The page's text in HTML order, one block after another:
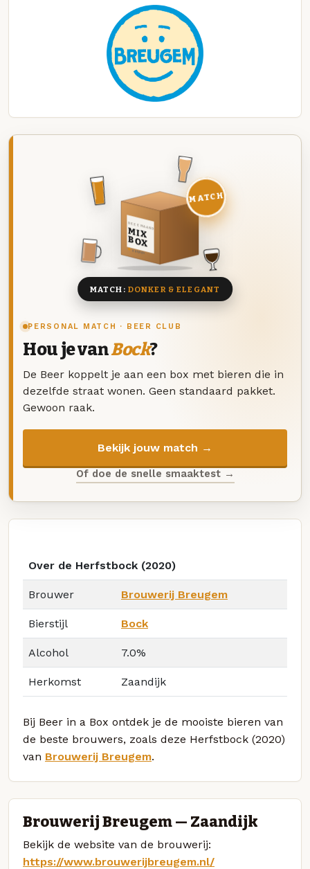
PERSONAL MATCH · BEER CLUB
Hou je vanBock?
De Beer koppelt je aan een box met bieren die in
dezelfde straat wonen. Geen standaard pakket.
Gewoon raak.
Bekijk jouw match →
Of doe de snelle smaaktest →
DEZE MAAND
MIX
BOX
8 BIEREN
MATCH
MATCH: DONKER & ELEGANT
Over de Herfstbock (2020)
Brouwer Brouwerij Breugem
Bierstijl Bock
Alcohol 7.0%
Herkomst Zaandijk
Bij Beer in a Box ontdek je de mooiste bieren van
de beste brouwers, zoals deze Herfstbock (2020)
van Brouwerij Breugem.
Brouwerij Breugem — Zaandijk
Bekijk de website van de brouwerij:
https://www.brouwerijbreugem.nl/